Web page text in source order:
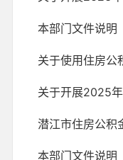
本部门文件说明
本部门文件说明